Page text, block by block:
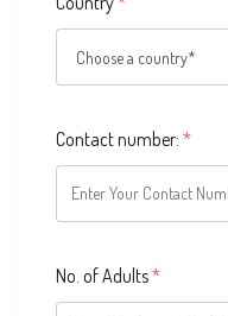
Contact number: *
No. of Adults*